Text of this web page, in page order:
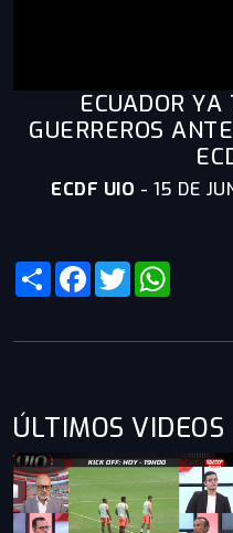
ECUADOR
GUERREROS
ECDF UIO - 15 DE
ShareFacebook
Twitter
ÚLTIMOS VIDEOS